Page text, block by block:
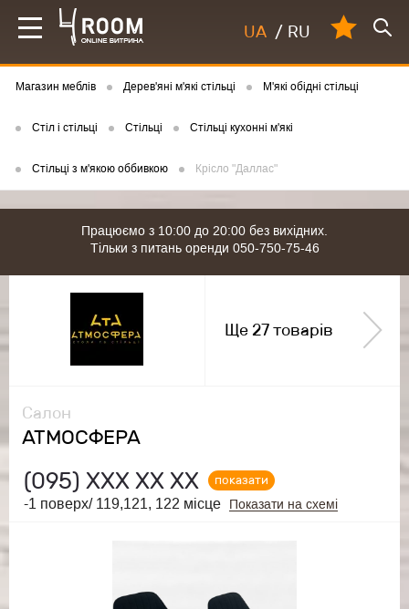
UA / RU
Магазин меблів Дерев'яні м'які стільці М'які обідні стільці
Cтіл і стільці Стільці Стільці кухонні м'які
Стільці з м'якою оббивкою Крісло "Даллас"
Працюємо з 10:00 до 20:00 без вихідних.
Тільки з питань оренди 050-750-75-46
Салон
АТМОСФЕРА
(095) ХХХ ХХ ХХ
показати
-1 поверх/ 119,121, 122 місце
Показати на схемі
Ще 27 товарів